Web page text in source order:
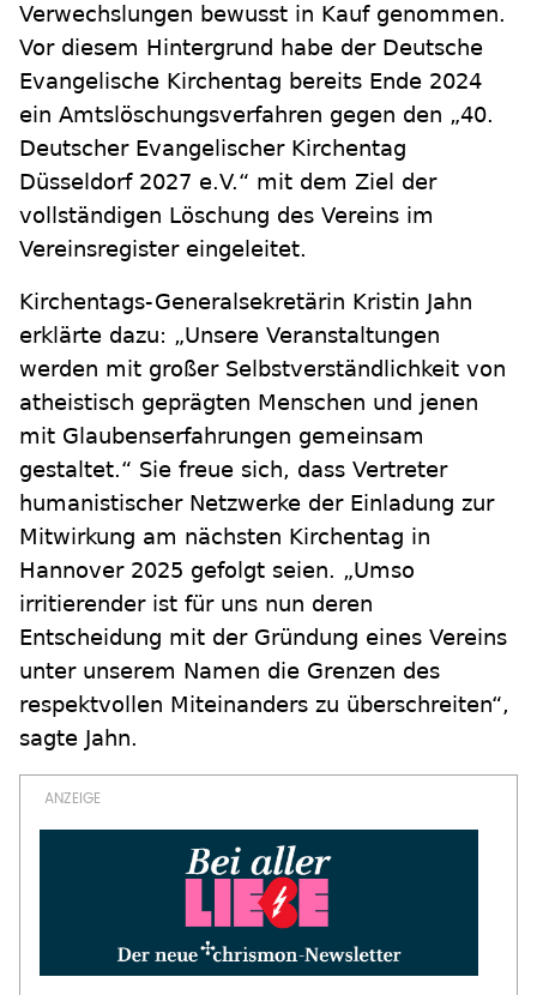
Verwechslungen bewusst in Kauf genommen.
Vor diesem Hintergrund habe der Deutsche
Evangelische Kirchentag bereits Ende 2024
ein Amtslöschungsverfahren gegen den „40.
Deutscher Evangelischer Kirchentag
Düsseldorf 2027 e.V.“ mit dem Ziel der
vollständigen Löschung des Vereins im
Vereinsregister eingeleitet.
Kirchentags-Generalsekretärin Kristin Jahn
erklärte dazu: „Unsere Veranstaltungen
werden mit großer Selbstverständlichkeit von
atheistisch geprägten Menschen und jenen
mit Glaubenserfahrungen gemeinsam
gestaltet.“ Sie freue sich, dass Vertreter
humanistischer Netzwerke der Einladung zur
Mitwirkung am nächsten Kirchentag in
Hannover 2025 gefolgt seien. „Umso
irritierender ist für uns nun deren
Entscheidung mit der Gründung eines Vereins
unter unserem Namen die Grenzen des
respektvollen Miteinanders zu überschreiten“,
sagte Jahn.